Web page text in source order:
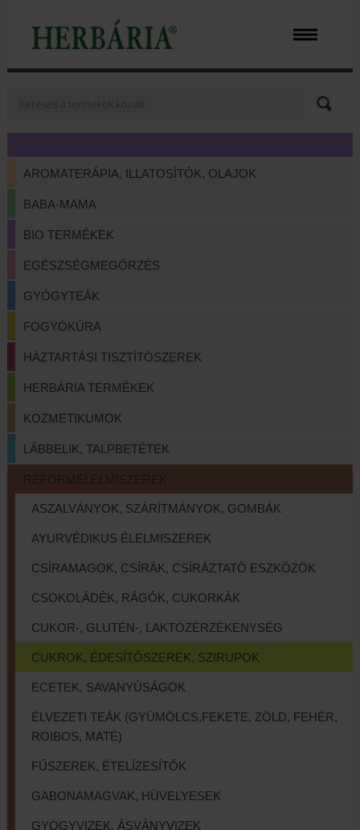
AROMATERÁPIA, ILLATOSÍTÓK, OLAJOK
BABA-MAMA
BIO TERMÉKEK
EGÉSZSÉGMEGŐRZÉS
GYÓGYTEÁK
FOGYÓKÚRA
HÁZTARTÁSI TISZTÍTÓSZEREK
HERBÁRIA TERMÉKEK
KOZMETIKUMOK
LÁBBELIK, TALPBETÉTEK
REFORMÉLELMISZEREK
ASZALVÁNYOK, SZÁRÍTMÁNYOK, GOMBÁK
AYURVÉDIKUS ÉLELMISZEREK
CSÍRAMAGOK, CSÍRÁK, CSÍRÁZTATÓ ESZKÖZÖK
CSOKOLÁDÉK, RÁGÓK, CUKORKÁK
CUKOR-, GLUTÉN-, LAKTÓZÉRZÉKENYSÉG
CUKROK, ÉDESÍTŐSZEREK, SZIRUPOK
ECETEK, SAVANYÚSÁGOK
ÉLVEZETI TEÁK (GYÜMÖLCS,FEKETE, ZÖLD, FEHÉR,
ROIBOS, MATÉ)
FŰSZEREK, ÉTELÍZESÍTŐK
GABONAMAGVAK, HÜVELYESEK
GYÓGYVIZEK, ÁSVÁNYVIZEK